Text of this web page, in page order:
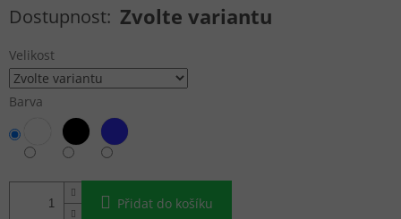
Měrná cena: Zvolte variantu
Velikost
Barva
Přidat do košíku